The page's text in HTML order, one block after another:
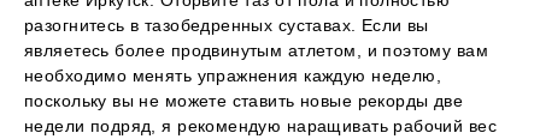
разогнитесь в тазобедренных суставах. Если вы
являетесь более продвинутым атлетом, и поэтому вам
необходимо менять упражнения каждую неделю,
поскольку вы не можете ставить новые рекорды две
недели подряд, я рекомендую наращивать рабочий вес